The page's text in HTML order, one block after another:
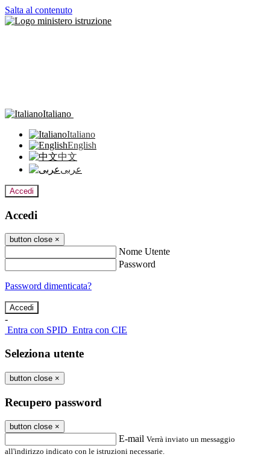
Salta al contenuto
Italiano
Italiano
English
中文
عربى
Accedi
Accedi
button close ×
Nome Utente
Password
Password dimenticata?
-
Entra con SPID Entra con CIE
Seleziona utente
button close ×
Recupero password
button close ×
E-mail Verrà inviato un messaggio
all'indirizzo indicato con le istruzioni necessarie.